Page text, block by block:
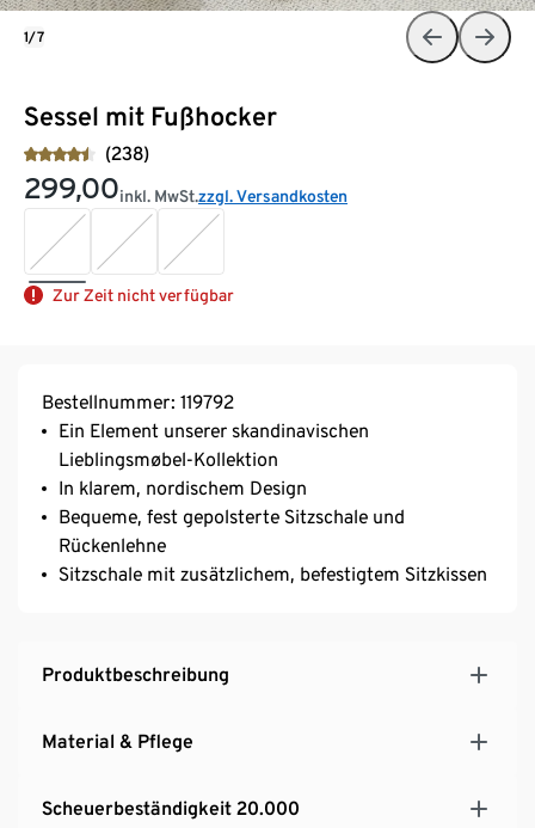
Sessel mit Fußhocker
(238)
299,00inkl. MwSt.zzgl. Versandkosten
Zur Zeit nicht verfügbar
1/7
Bestellnummer: 119792
Ein Element unserer skandinavischen
Lieblingsmøbel-Kollektion
In klarem, nordischem Design
Bequeme, fest gepolsterte Sitzschale und
Rückenlehne
Sitzschale mit zusätzlichem, befestigtem Sitzkissen
Produktbeschreibung
Material & Pflege
Scheuerbeständigkeit 20.000